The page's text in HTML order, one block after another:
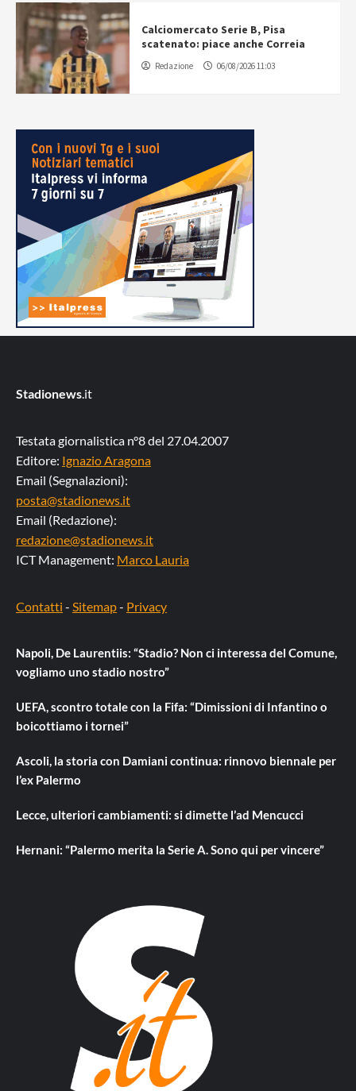
Calciomercato Serie B, Pisa
scatenato: piace anche Correia
Redazione 06/08/2026 11:03
Stadionews.it
Testata giornalistica n°8 del 27.04.2007
Editore: Ignazio Aragona
Email (Segnalazioni):
posta@stadionews.it
Email (Redazione):
redazione@stadionews.it
ICT Management: Marco Lauria
Contatti - Sitemap- Privacy
Napoli, De Laurentiis: “Stadio? Non ci interessa del Comune,
vogliamo uno stadio nostro”
UEFA, scontro totale con la Fifa: “Dimissioni di Infantino o
boicottiamo i tornei”
Ascoli, la storia con Damiani continua: rinnovo biennale per
l’ex Palermo
Lecce, ulteriori cambiamenti: si dimette l’ad Mencucci
Hernani: “Palermo merita la Serie A. Sono qui per vincere”